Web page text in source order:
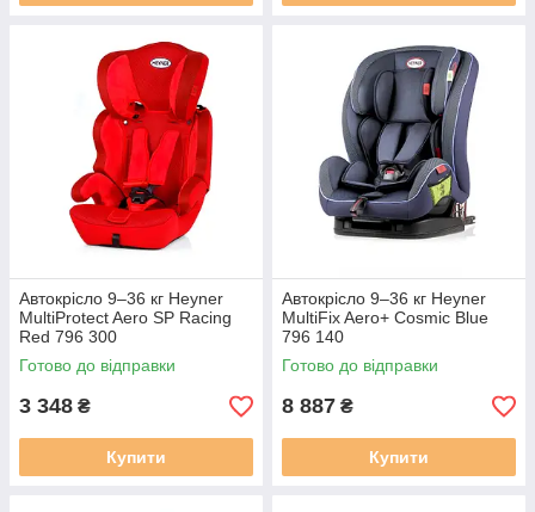
Автокрісло 9–36 кг Heyner
MultiProtect Aero SP Racing
Red 796 300
Готово до відправки
3 348 ₴
Купити
Автокрісло 9–36 кг Heyner
MultiFix Aero+ Cosmic Blue
796 140
Готово до відправки
8 887 ₴
Купити